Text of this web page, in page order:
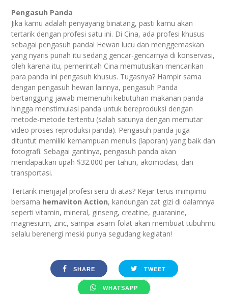
Pengasuh Panda
Jika kamu adalah penyayang binatang, pasti kamu akan
tertarik dengan profesi satu ini. Di Cina, ada profesi khusus
sebagai pengasuh panda! Hewan lucu dan menggemaskan
yang nyaris punah itu sedang gencar-gencarnya di konservasi,
oleh karena itu, pemerintah Cina memutuskan mencarikan
para panda ini pengasuh khusus. Tugasnya? Hampir sama
dengan pengasuh hewan lainnya, pengasuh Panda
bertanggung jawab memenuhi kebutuhan makanan panda
hingga menstimulasi panda untuk bereproduksi dengan
metode-metode tertentu (salah satunya dengan memutar
video proses reproduksi panda). Pengasuh panda juga
dituntut memiliki kemampuan menulis (laporan) yang baik dan
fotografi. Sebagai gantinya, pengasuh panda akan
mendapatkan upah $32.000 per tahun, akomodasi, dan
transportasi.
Tertarik menjajal profesi seru di atas? Kejar terus mimpimu
bersama hemaviton Action, kandungan zat gizi di dalamnya
seperti vitamin, mineral, ginseng, creatine, guaranine,
magnesium, zinc, sampai asam folat akan membuat tubuhmu
selalu berenergi meski punya segudang kegiatan!
SHARE TWEET
WHATSAPP